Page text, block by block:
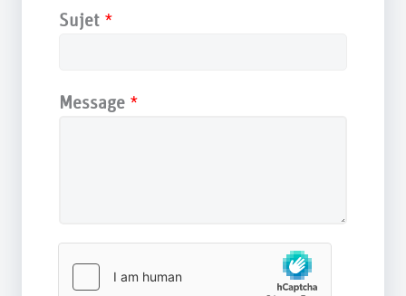
Sujet *
Message *